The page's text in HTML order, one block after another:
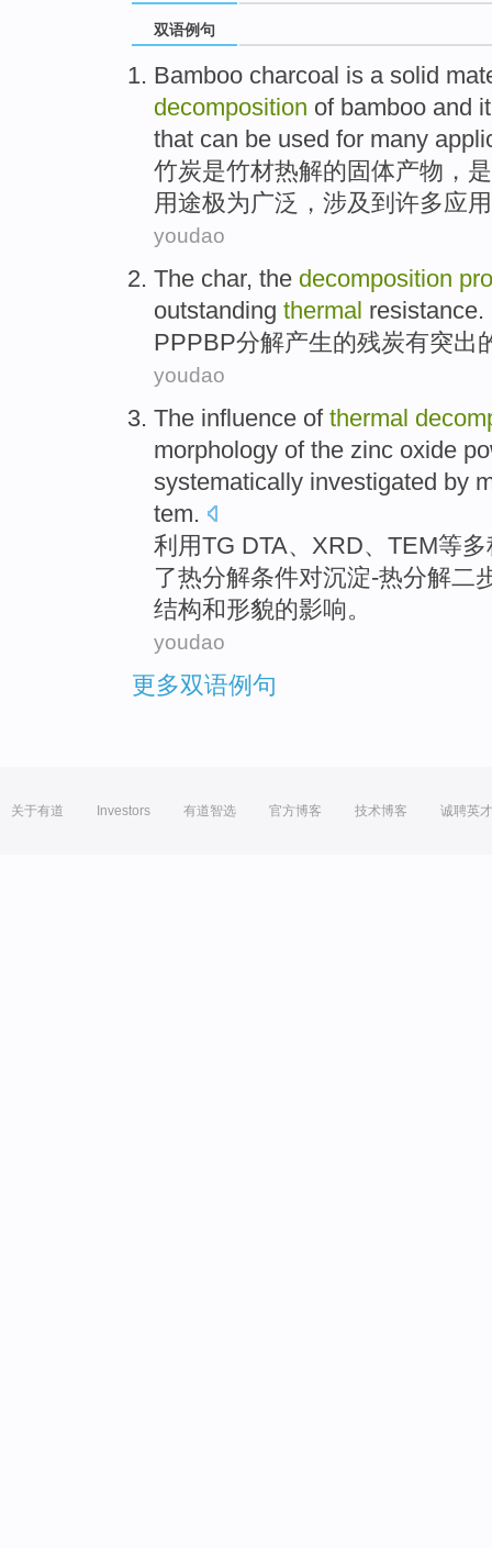
双语例句
Bamboo charcoal is a solid
decomposition ofbamboo and
that can be used for many
竹炭是竹材热解的 固体产物，是
用途极为广泛 ，涉及到 许多应
youdao
The char, the decomposition
outstanding thermal resistance.
PPPBP分解产生的残炭有突出
youdao
The influence of thermal
morphology ofthe zinc oxide
systematically investigated by
tem.
利用TG DTA、 XRD、 TEM等
了热分解条件对沉淀-热分解二
结构和形貌的影响。
youdao
更多双语例句
关于有道 Investors 有道智选 官方博客 技术博客 诚聘英才